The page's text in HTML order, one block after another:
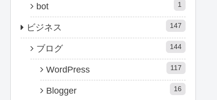
bot 1
ビジネス 147
ブログ 144
WordPress 117
Blogger 16